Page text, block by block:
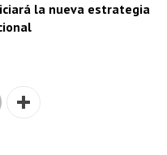
la nueva estrategia